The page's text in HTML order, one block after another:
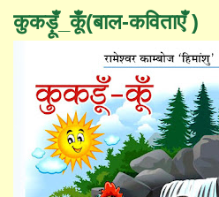
कुकड़ूँ_कूँ(बाल-कविताएँ )